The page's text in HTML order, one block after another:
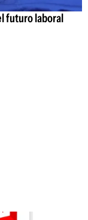
futuro laboral